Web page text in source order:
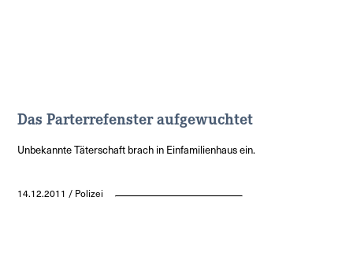
Das Parterrefenster aufgewuchtet
Unbekannte Täterschaft brach in Einfamilienhaus ein.
14.12.2011 / Polizei